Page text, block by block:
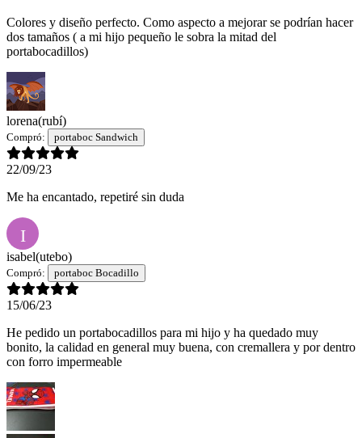
Colores y diseño perfecto. Como aspecto a mejorar se podrían hacer
dos tamaños ( a mi hijo pequeño le sobra la mitad del
portabocadillos)
lorena(rubí)
Compró: portaboc Sandwich
22/09/23
Me ha encantado, repetiré sin duda
I
isabel(utebo)
Compró: portaboc Bocadillo
15/06/23
He pedido un portabocadillos para mi hijo y ha quedado muy
bonito, la calidad en general muy buena, con cremallera y por dentro
con forro impermeable